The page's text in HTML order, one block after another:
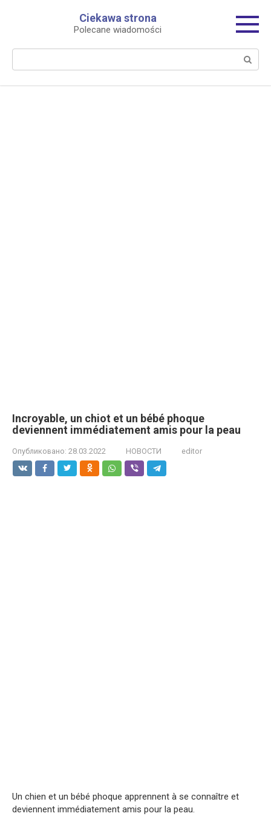
Ciekawa strona
Polecane wiadomości
Incroyable, un chiot et un bébé phoque
deviennent immédiatement amis pour la peau
Опубликовано: 28.03.2022 НОВОСТИ editor
Un chien et un bébé phoque apprennent à se connaître et
deviennent immédiatement amis pour la peau.